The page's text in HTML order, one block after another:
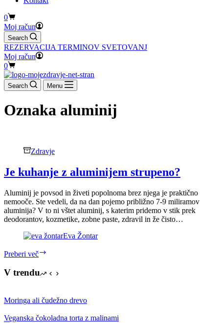
Shopping
cart
0
Moj račun
Search
REZERVACIJA TERMINOV SVETOVANJ
Moj račun
Shopping
cart
0
Search Menu
Oznaka aluminij
Zdravje
Je kuhanje z aluminijem strupeno?
Aluminij je povsod in živeti popolnoma brez njega je praktično
nemooče. Ste vedeli, da na dan pojemo približno 7-9 miliramov
aluminija? V to ni vštet aluminij, s katerim pridemo v stik prek
deodorantov, kozmetike, zobne paste, zdravil in že čisto…
Eva Žontar
Preberi več
aluminijem
V trendu
Moringa ali čudežno drevo
Veganska čokoladna torta z malinami